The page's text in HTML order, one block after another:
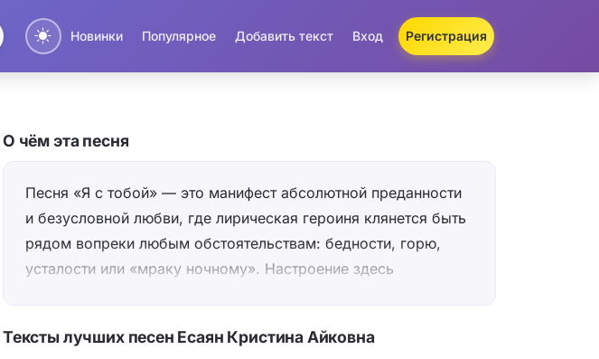
Новинки Популярное Добавить текст Вход Регистрация
О чём эта песня
Песня «Я с тобой» — это манифест абсолютной преданности
и безусловной любви, где лирическая героиня клянется быть
рядом вопреки любым обстоятельствам: бедности, горю,
усталости или «мраку ночному». Настроение здесь
гиперболических клятвах («не придам, не отдам»). Автор
Тексты лучших песен Есаян Кристина Айковна